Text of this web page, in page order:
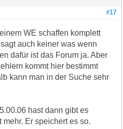
#17
WE schaffen komplett
auch keiner was wenn
dafür ist das Forum ja. Aber
kommt hier bestimmt
kann man in der Suche sehr
hast dann gibt es
Er speichert es so.